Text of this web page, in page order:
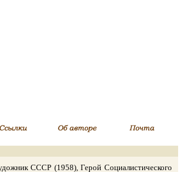
СССР (1958), Герой Социалистического